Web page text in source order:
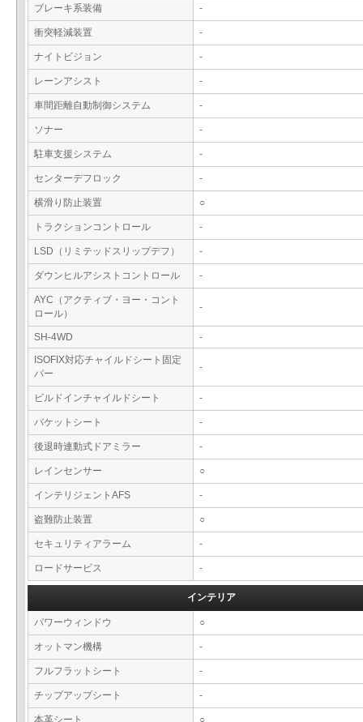
ブレーキ系装備 -
衝突軽減装置 -
ナイトビジョン -
レーンアシスト -
車間距離自動制御システム -
ソナー -
駐車支援システム -
センターデフロック -
横滑り防止装置 ○
トラクションコントロール -
LSD（リミテッドスリップデフ） -
ダウンヒルアシストコントロール -
AYC（アクティブ・ヨー・コント
ロール）
-
SH-4WD
-
ISOFIX対応チャイルドシート固定
バー
-
ビルドインチャイルドシート -
バケットシート -
後退時連動式ドアミラー -
レインセンサー ○
インテリジェントAFS -
盗難防止装置 ○
セキュリティアラーム -
ロードサービス -
インテリア
パワーウィンドウ ○
オットマン機構 -
フルフラットシート -
チップアップシート -
本革シート ○